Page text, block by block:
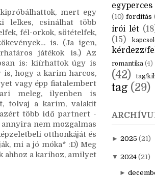
világra épülő oldalak is,
meg nem tudom, hogy
tudomásom
mert egy
lelkes, csinálhat több
fél-orkok, sötételfek,
is. (Ja igen,
játékok is.) Az
is: kiírhattok úgy is
hogy a karim harcos,
vagy épp fiatalembert
meleg, ilyenben is
tolvaj a karim, valakit
több idő partnert -
nem mozgalmas
otthonkáját és
CÍMKÉK
aktuális (6)
egyperces
(10) fordítás
írói lét
(15)
kérdezz/
tag/
tag (29)
2025 (21)